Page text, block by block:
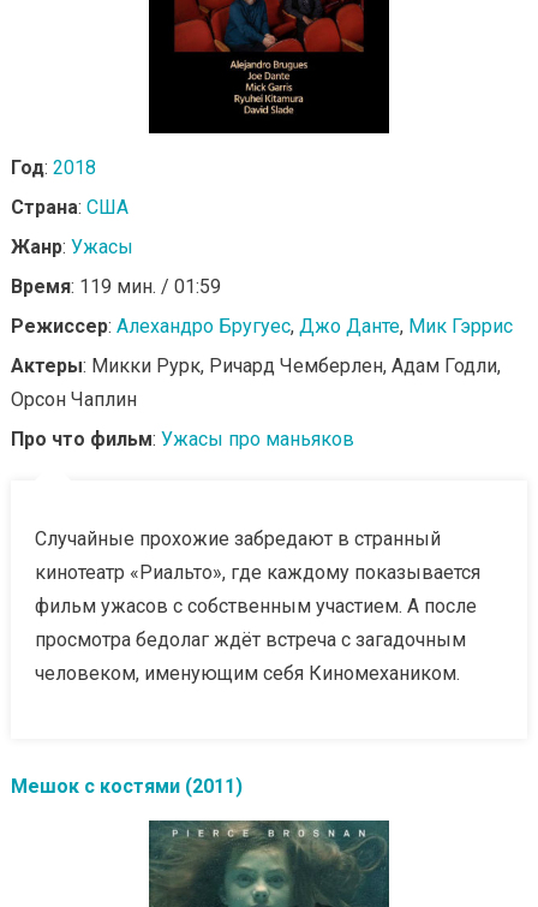
Год: 2018
Страна: США
Жанр: Ужасы
Время: 119 мин. / 01:59
Режиссер: Алехандро Бругуес, Джо Данте, Мик Гэррис
Актеры: Микки Рурк, Ричард Чемберлен, Адам Годли,
Орсон Чаплин
Про что фильм: Ужасы про маньяков
Случайные прохожие забредают в странный
кинотеатр «Риальто», где каждому показывается
фильм ужасов с собственным участием. А после
просмотра бедолаг ждёт встреча с загадочным
человеком, именующим себя Киномехаником.
Мешок с костями (2011)